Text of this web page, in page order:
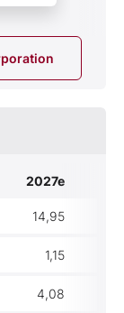
2027e
14,95
1,15
4,08